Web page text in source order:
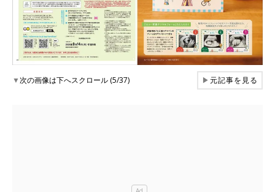
▼次の画像は下へスクロール (5/37) ▶元記事を見る